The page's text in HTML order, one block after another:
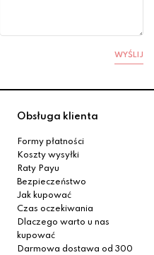
WYŚLIJ
Obsługa klienta
Formy płatności
Koszty wysyłki
Raty Payu
Bezpieczeństwo
Jak kupować
Czas oczekiwania
Dlaczego warto u nas
kupować
Darmowa dostawa od 300